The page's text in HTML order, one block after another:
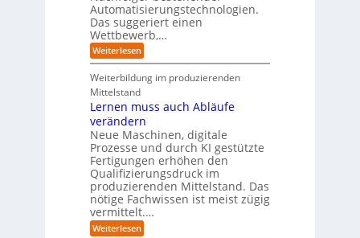
n
d
u
s
t
r
i
e
e
r
m
ö
g
l
i
c
h
e
n
s
e
n
d
e
R
a
n
o
m
w
a
r
e
-
G
e
f
a
h
r
o
b
o
t
r
n
g
f
ü
r
T
t
o
r
t
Automatisierungstechnologien.
Das suggeriert einen
Wettbewerb,…
Weiterlesen:
E
n
e
h
r
l
i
c
h
e
r
(
u
n
d
Weiterbildung im produzierenden
Mittelstand
Lernen muss auch Abläufe
verändern
Neue Maschinen, digitale
Prozesse und durch KI gestützte
Fertigungen erhöhen den
Qualifizierungsdruck im
produzierenden Mittelstand. Das
nötige Fachwissen ist meist zügig
vermittelt.…
Weiterlesen: